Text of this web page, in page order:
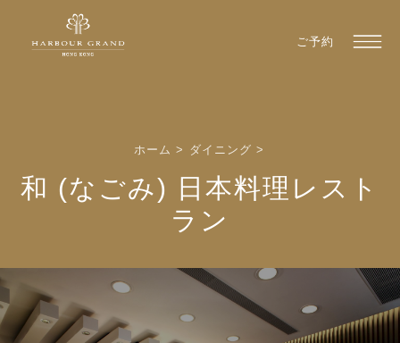
ご予約
ホーム > ダイニング >
和 (なごみ) 日本料理レスト
ラン